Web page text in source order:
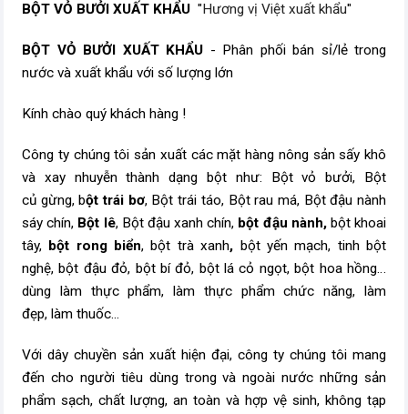
BỘT VỎ BƯỞI XUẤT KHẨU "Hương vị Việt xuất khẩu"
BỘT VỎ BƯỞI XUẤT KHẨU - Phân phối bán sỉ/lẻ trong
nước và xuất khẩu với số lượng lớn
Kính chào quý khách hàng !
Công ty chúng tôi sản xuất các mặt hàng nông sản sấy khô
và xay nhuyễn thành dạng bột như: Bột vỏ bưởi, Bột
củ gừng, bột trái bơ, Bột trái táo, Bột rau má, Bột đậu nành
sáy chín, Bột lê, Bột đậu xanh chín, bột đậu nành,bột khoai
tây, bột rong biển, bột trà xanh, bột yến mạch, tinh bột
nghệ, bột đậu đỏ, bột bí đỏ, bột lá cỏ ngọt, bột hoa hồng…
dùng làm thực phẩm, làm thực phẩm chức năng, làm
đẹp, làm thuốc...
Với dây chuyền sản xuất hiện đại, công ty chúng tôi mang
đến cho người tiêu dùng trong và ngoài nước những sản
phẩm sạch, chất lượng, an toàn và hợp vệ sinh, không tạp